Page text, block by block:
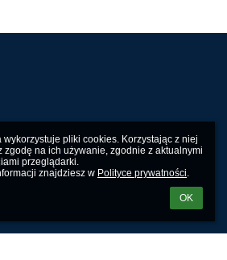
wykorzystuje pliki cookies. Korzystając z niej
zgodę na ich używanie, zgodnie z aktualnymi
przeglądarki.
znajdziesz w Polityce prywatności.
OK